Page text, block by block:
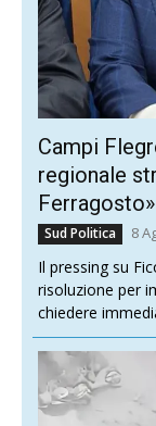
Campi
regionale
Ferragosto»
Sud Politica 8
Il pressing su
risoluzione per
chiedere